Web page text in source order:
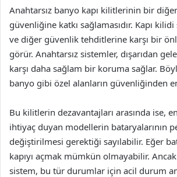
Anahtarsız banyo kapı kilitlerinin bir
güvenliğine katkı sağlamasıdır. Kapı kilidi
ve diğer güvenlik tehditlerine karşı bir
görür. Anahtarsız sistemler, dışarıdan
karşı daha sağlam bir koruma sağlar.
banyo gibi özel alanların güvenliğinden
Bu kilitlerin dezavantajları arasında ise,
ihtiyaç duyan modellerin bataryalarının
değiştirilmesi gerektiği sayılabilir. Eğer
kapıyı açmak mümkün olmayabilir.
sistem, bu tür durumlar için acil durum